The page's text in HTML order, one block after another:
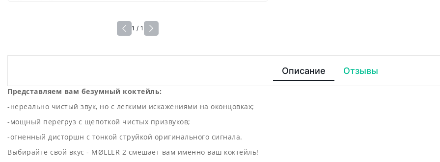
1 / 1
Описание Отзывы
Представляем вам безумный коктейль:
-нереально чистый звук, но с легкими искажениями на оконцовках;
-мощный перегруз с щепоткой чистых призвуков;
-огненный дисторшн с тонкой струйкой оригинального сигнала.
Выбирайте свой вкус - MØLLER 2 смешает вам именно ваш коктейль!